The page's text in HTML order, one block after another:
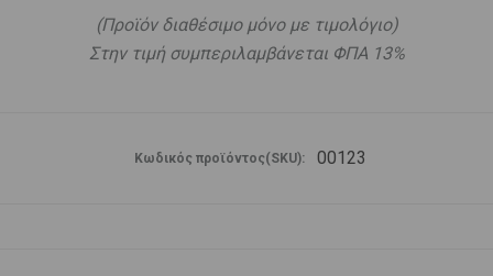
(Προϊόν διαθέσιμο μόνο με τιμολόγιο)
Στην τιμή συμπεριλαμβάνεται ΦΠΑ 13%
Κωδικός προϊόντος(SKU): 00123